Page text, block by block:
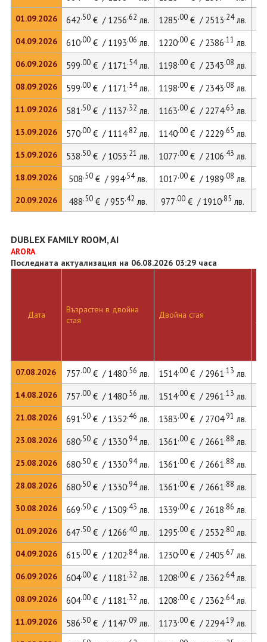
01.09.2026
04.09.2026
06.09.2026
08.09.2026
11.09.2026
13.09.2026
15.09.2026
18.09.2026
20.09.2026
642.50€ / 1256.62 лв. 1285.00€ / 2513.24лв.
610.00€ / 1193.06 лв. 1220.00€ / 2386.11 лв.
599.00€ / 1171.54лв. 1198.00€ / 2343.08 лв.
599.00€ / 1171.54лв. 1198.00€ / 2343.08 лв.
581.50€ / 1137.32 лв. 1163.00€ / 2274.63 лв.
570.00€ / 1114.82 лв. 1140.00€ / 2229.65 лв.
538.50€ / 1053.21 лв. 1077.00€ / 2106.43 лв.
508.50€ / 994.54лв. 1017.00€ / 1989.08 лв.
488.50€ / 955.42 лв. 977.00€ / 1910.85 лв.
DUBLEX FAMILY ROOM, AI
ARORA
Последната актуализация на 06.08.2026 03:29 часа
Дата
07.08.2026
14.08.2026
21.08.2026
23.08.2026
25.08.2026
28.08.2026
30.08.2026
01.09.2026
04.09.2026
06.09.2026
08.09.2026
11.09.2026
Възрастен в двойна
стая
Двойна стая
757.00€ / 1480.56 лв. 1514.00€ / 2961.13 лв.
757.00€ / 1480.56 лв. 1514.00€ / 2961.13 лв.
691.50€ / 1352.46 лв. 1383.00€ / 2704.91 лв.
680.50€ / 1330.94лв. 1361.00€ / 2661.88 лв.
680.50€ / 1330.94лв. 1361.00€ / 2661.88 лв.
680.50€ / 1330.94лв. 1361.00€ / 2661.88 лв.
669.50€ / 1309.43 лв. 1339.00€ / 2618.86 лв.
647.50€ / 1266.40лв. 1295.00€ / 2532.80лв.
615.00€ / 1202.84лв. 1230.00€ / 2405.67 лв.
604.00€ / 1181.32 лв. 1208.00€ / 2362.64лв.
604.00€ / 1181.32 лв. 1208.00€ / 2362.64лв.
586.50€ / 1147.09 лв. 1173.00€ / 2294.19 лв.